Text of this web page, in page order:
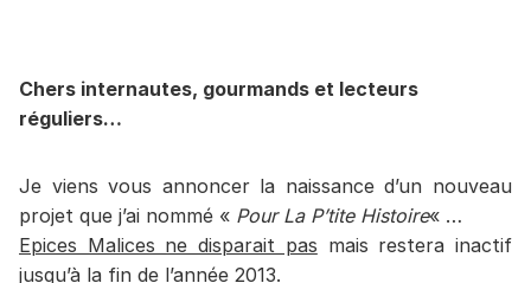
Chers internautes, gourmands et lecteurs
réguliers…
Je viens vous annoncer la naissance d’un nouveau
projet que j’ai nommé « Pour La P’tite Histoire« …
Epices Malices ne disparait pas mais restera inactif
jusqu’à la fin de l’année 2013.